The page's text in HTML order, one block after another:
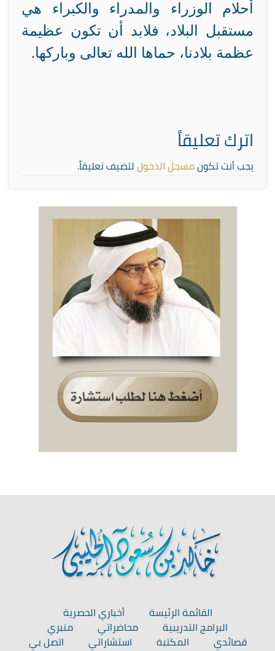
أحلام الوزراء والمدراء والكبراء هي
مستقبل البلاد، فلابد أن تكون عظيمة
عظمة بلادنا، حماها الله تعالى وباركها.
اترك تعليقاً
يجب أنت تكونمسجل الدخوللتضيف تعليقاً.
القائمة الرئيسة
أخباري الحصرية
البرامج التدريبية
محاضراتي
منبري
قصائدي
المكتبة استشاراتي اتصل بي